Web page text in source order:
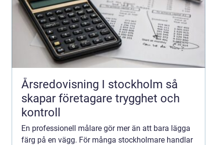
Årsredovisning I stockholm så
skapar företagare trygghet och
kontroll
En professionell målare gör mer än att bara lägga
färg på en vägg. För många stockholmare handlar